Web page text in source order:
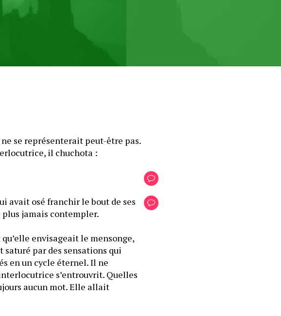
se représenterait peut-être pas.
il chuchota :
avait osé franchir le bout de ses
plus jamais contempler.
envisageait le mensonge,
saturé par des sensations qui
en un cycle éternel. Il ne
s’entrouvrit. Quelles
aucun mot. Elle allait